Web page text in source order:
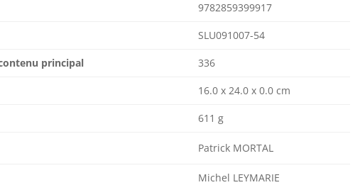
9782859399917
SLU091007-54
principal 336
16.0 x 24.0 x 0.0 cm
611 g
Patrick MORTAL
Michel LEYMARIE